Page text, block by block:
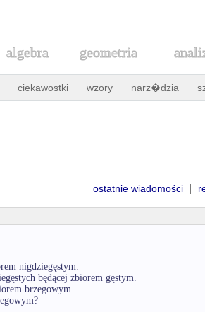
algebra geometria
ciekawostki wzory narz�dzia
ostatnie wiadomości |
nigdziegęstym.
będącej zbiorem gęstym.
brzegowym.